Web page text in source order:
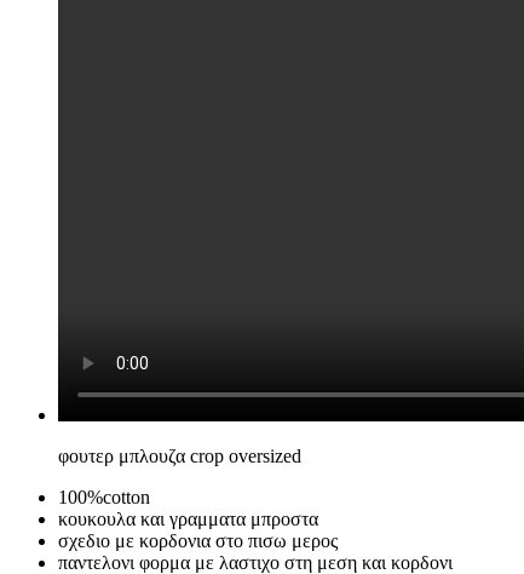
φουτερ μπλουζα crop oversized
100%cotton
κουκουλα και γραμματα μπροστα
σχεδιο με κορδονια στο πισω μερος
παντελονι φορμα με λαστιχο στη μεση και κορδονι